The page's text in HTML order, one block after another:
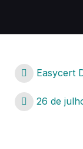
Easycert
26 de